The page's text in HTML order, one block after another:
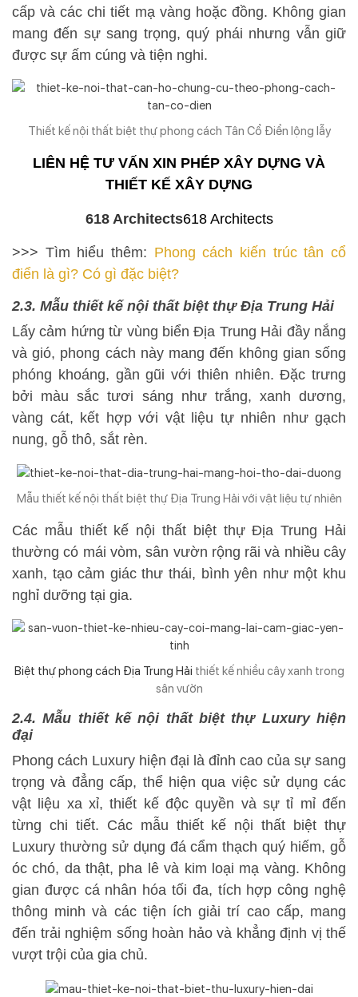
cấp và các chi tiết mạ vàng hoặc đồng. Không gian
mang đến sự sang trọng, quý phái nhưng vẫn giữ
được sự ấm cúng và tiện nghi.
Thiết kế nội thất biệt thự phong cách Tân Cổ Điển lộng lẫy
LIÊN HỆ TƯ VẤN XIN PHÉP XÂY DỰNG VÀ
THIẾT KẾ XÂY DỰNG
>>> Tìm hiểu thêm: Phong cách kiến trúc tân cổ
điển là gì? Có gì đặc biệt?
2.3. Mẫu thiết kế nội thất biệt thự Địa Trung Hải
Lấy cảm hứng từ vùng biển Địa Trung Hải đầy nắng
và gió, phong cách này mang đến không gian sống
phóng khoáng, gần gũi với thiên nhiên. Đặc trưng
bởi màu sắc tươi sáng như trắng, xanh dương,
vàng cát, kết hợp với vật liệu tự nhiên như gạch
nung, gỗ thô, sắt rèn.
Mẫu thiết kế nội thất biệt thự Địa Trung Hải với vật liệu tự nhiên
Các mẫu thiết kế nội thất biệt thự Địa Trung Hải
thường có mái vòm, sân vườn rộng rãi và nhiều cây
xanh, tạo cảm giác thư thái, bình yên như một khu
nghỉ dưỡng tại gia.
Biệt thự phong cách Địa Trung Hải thiết kế nhiều cây xanh trong
sân vườn
2.4. Mẫu thiết kế nội thất biệt thự Luxury hiện
đại
Phong cách Luxury hiện đại là đỉnh cao của sự sang
trọng và đẳng cấp, thể hiện qua việc sử dụng các
vật liệu xa xỉ, thiết kế độc quyền và sự tỉ mỉ đến
từng chi tiết. Các mẫu thiết kế nội thất biệt thự
Luxury thường sử dụng đá cẩm thạch quý hiếm, gỗ
óc chó, da thật, pha lê và kim loại mạ vàng. Không
gian được cá nhân hóa tối đa, tích hợp công nghệ
thông minh và các tiện ích giải trí cao cấp, mang
đến trải nghiệm sống hoàn hảo và khẳng định vị thế
vượt trội của gia chủ.